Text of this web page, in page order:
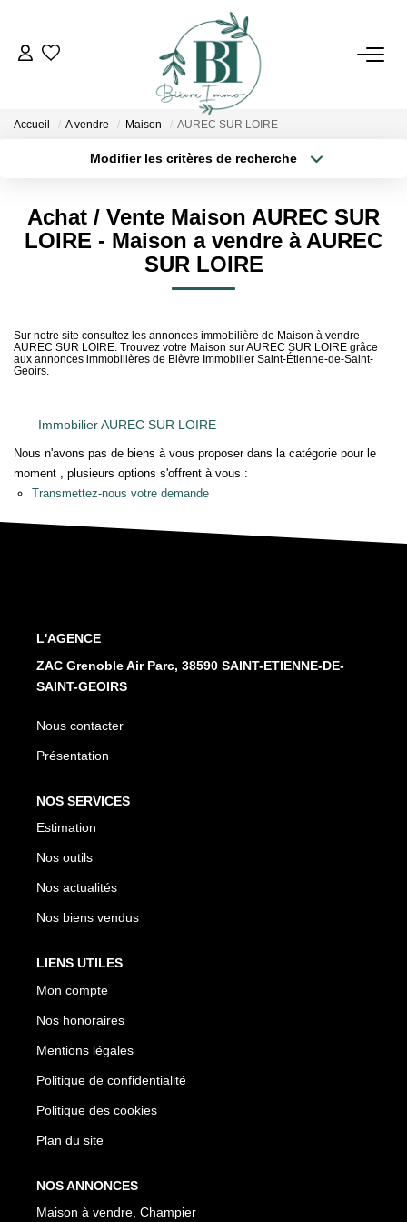
ACHETER
BIENS VENDUS
Qui Sommes Nous
CONTACT
Accueil A vendre Maison AUREC SUR LOIRE
Modifier les critères de recherche
Surface min Budget max
Plus de critères Créer une alerte
Achat / Vente Maison AUREC SUR
LOIRE - Maison a vendre à AUREC
SUR LOIRE
Sur notre site consultez les annonces immobilière de Maison à vendre
AUREC SUR LOIRE. Trouvez votre Maison sur AUREC SUR LOIRE grâce
aux annonces immobilières de Bièvre Immobilier Saint-Étienne-de-Saint-
Geoirs.
Immobilier AUREC SUR LOIRE
Nous n'avons pas de biens à vous proposer dans la catégorie pour le
moment , plusieurs options s'offrent à vous :
Transmettez-nous votre demande
L'AGENCE
ZAC Grenoble Air Parc, 38590 SAINT-ETIENNE-DE-
SAINT-GEOIRS
Nous contacter
Présentation
NOS SERVICES
Estimation
Nos outils
Nos actualités
Nos biens vendus
LIENS UTILES
Mon compte
Nos honoraires
Mentions légales
Politique de confidentialité
Politique des cookies
Plan du site
NOS ANNONCES
Maison à vendre, Champier